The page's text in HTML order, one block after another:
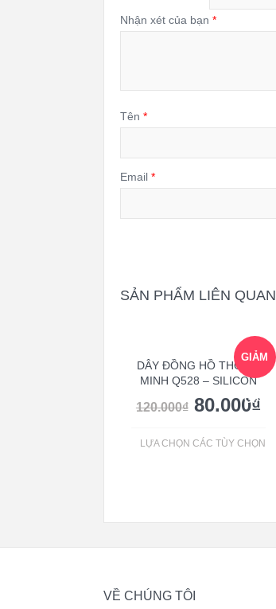
Nhận xét của bạn *
Tên *
Email *
SẢN PHẨM LIÊN QUAN
GIẢM
GIÁ!
DÂY ĐỒNG HỒ THÔNG
MINH Q528 – SILICON
120.000₫ 80.000₫
LỰA CHỌN CÁC TÙY CHỌN
VỀ CHÚNG TÔI